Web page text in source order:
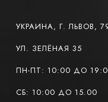
УКРАИНА, Г. ЛЬВОВ,
УЛ. ЗЕЛЁНАЯ 35
ПН-ПТ: 10:00 ДО
СБ: 10:00 ДО 15.00